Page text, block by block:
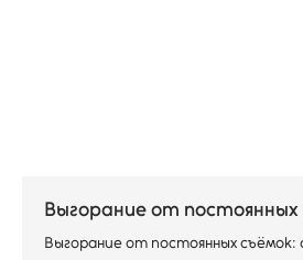
Выгорание от постоянных
Выгорание от постоянных